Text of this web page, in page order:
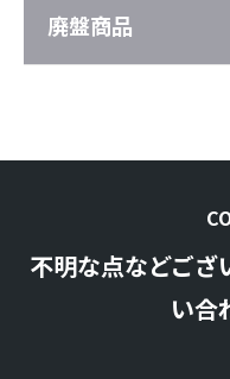
廃盤商品
不明な点などござ
い合